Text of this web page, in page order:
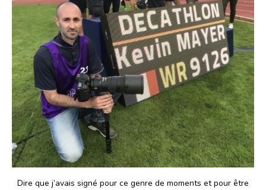
Dire que j’avais signé pour ce genre de moments et pour être